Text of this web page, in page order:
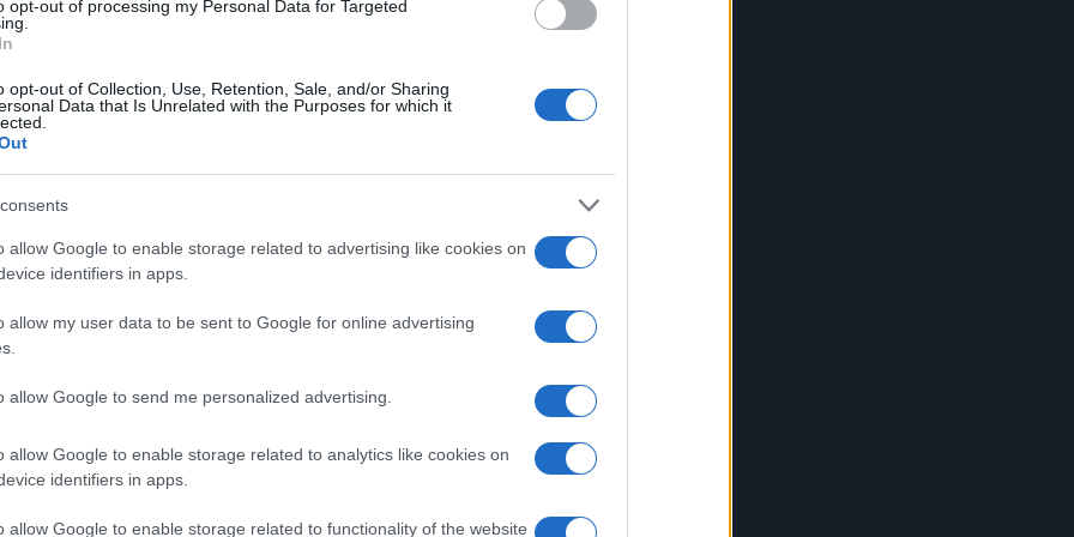
opt-out of processing my Personal Data for Targeted
opt-out of Collection, Use, Retention, Sale, and/or Sharing
Data that Is Unrelated with the Purposes for which it
allow Google to enable storage related to advertising like cookies on
identifiers in apps.
allow my user data to be sent to Google for online advertising
allow Google to send me personalized advertising.
allow Google to enable storage related to analytics like cookies on
identifiers in apps.
allow Google to enable storage related to functionality of the website
STAMPA
dell’Infazia Gaspara Stampa nel III Municipio
loro escrementi all’interno del giardino circostante e in
derattizzazioni, il problema sembrerebbe non
ad un terreno adiacente alla scuola di proprietà
Ambiente che in Commissione Scuola di attivare
e il personale scolastico, chiedendo anche un
terreno adiacente la scuola materna”.
in Municipio III, Manuel Bartolomeo.
Seguici su fb
Successiva